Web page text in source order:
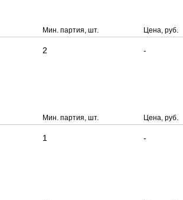
Мин. партия, шт. Цена, руб.
2 -
Мин. партия, шт. Цена, руб.
1 -